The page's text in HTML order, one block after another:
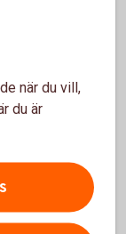
och
när du vill,
du är